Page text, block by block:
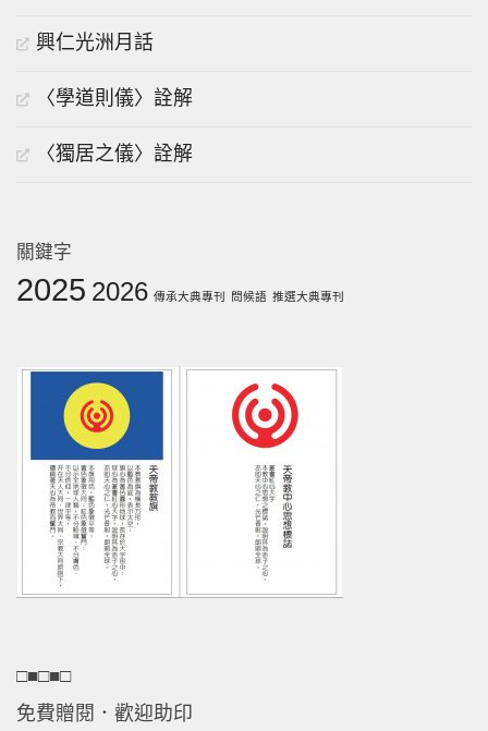
興仁光洲月話
〈學道則儀〉詮解
〈獨居之儀〉詮解
關鍵字
2025 2026 傳承大典專刊 問候語 推選大典專刊
□■□■□
免費贈閱．歡迎助印